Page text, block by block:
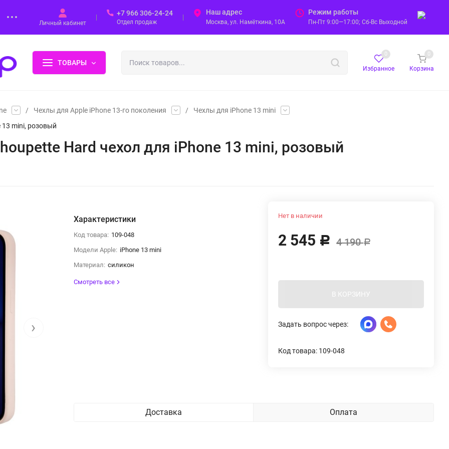
Личный кабинет
+7 966 306-24-24
Отдел продаж
Наш адрес
Москва, ул. Намёткина, 10А
Режим работы
Пн-Пт 9:00—17:00; Сб-Вс Выходной
ТОВАРЫ
Избранное
0
Корзина
0
/ Чехлы для Apple iPhone 13-го поколения /
Чехлы для iPhone 13 mini
13 mini, розовый
Hard чехол для iPhone 13 mini, розовый
›
Характеристики
Код товара: 109-048
Модели Apple: iPhone 13 mini
Материал: силикон
Смотреть все
Нет в наличии
2 545 Р 4 190Р
В КОРЗИНУ
Задать вопрос через:
Код товара: 109-048
Доставка Оплата